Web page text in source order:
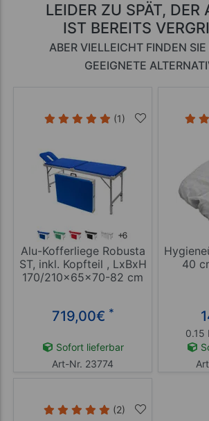
LEIDER ZU SPÄT, DER
IST BEREITS
ABER VIELLEICHT FINDEN SIE
GEEIGNETE
(1)
Alu-Kofferliege Robusta
ST, inkl. Kopfteil , LxBxH
170/210x65x70-82 cm
719,00€ *
Sofort lieferbar
Art-Nr. 23774
40
0.15
(2)